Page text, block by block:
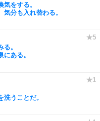
をする。
分も入れ替わる。
。
ある。
うことだ。